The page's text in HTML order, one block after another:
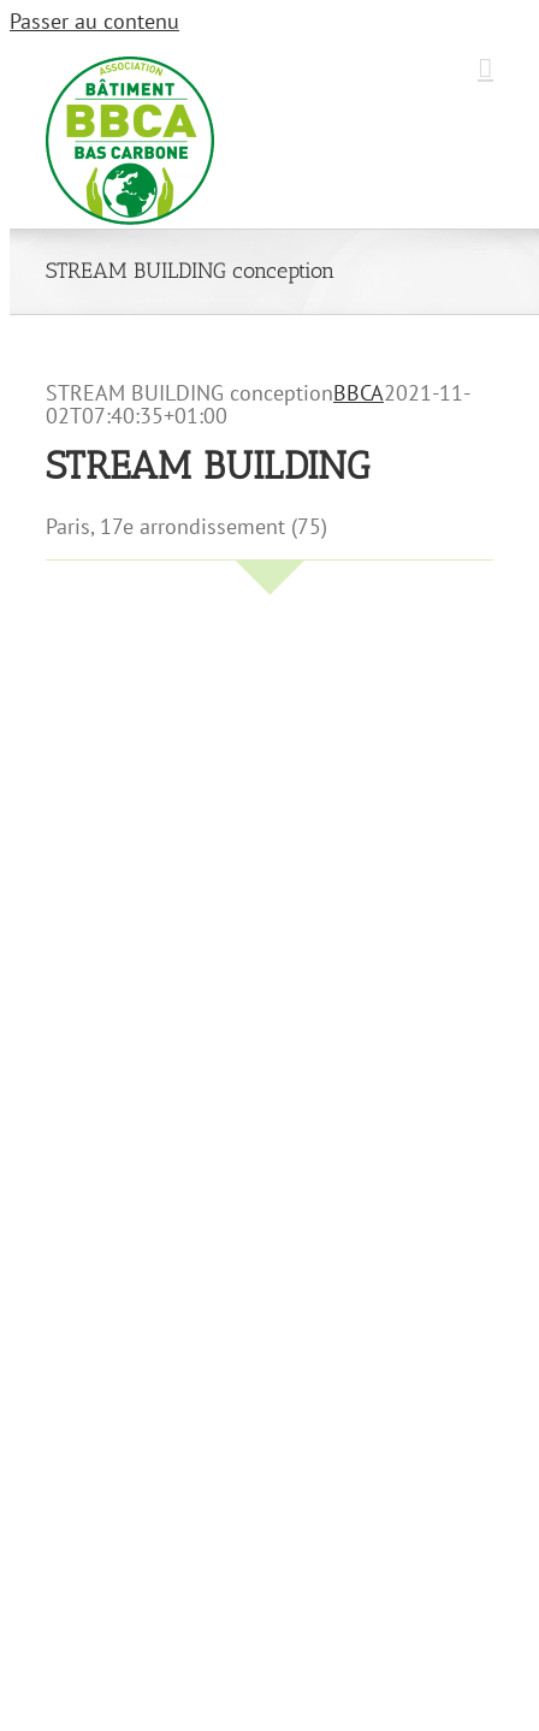
Passer au contenu
STREAM BUILDING conception
STREAM BUILDING conceptionBBCA2021-11-
02T07:40:35+01:00
STREAM BUILDING
Paris, 17e arrondissement (75)